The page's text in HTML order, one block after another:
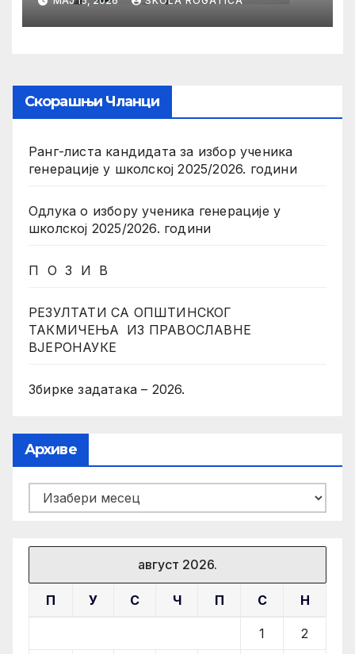
Скорашњи Чланци
Ранг-листа кандидата за избор ученика
генерације у школској 2025/2026. години
Одлука о избору ученика генерације у
школској 2025/2026. години
П О З И В
РЕЗУЛТАТИ СА ОПШТИНСКОГ
ТАКМИЧЕЊА ИЗ ПРАВОСЛАВНЕ
ВЈЕРОНАУКЕ
Збирке задатака – 2026.
Архиве
Архиве
август 2026.
П У С Ч П С Н
1 2